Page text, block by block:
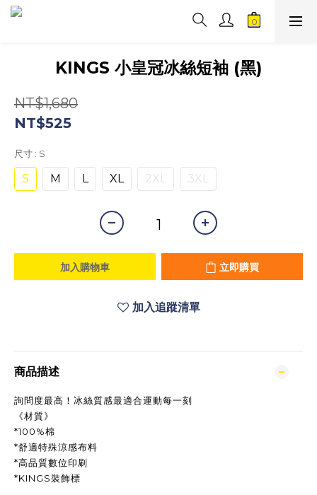
KINGS 小皇冠冰絲短袖 (黑)
NT$1,680
NT$525
尺寸 : S
S M L XL 2XL 3XL
加入購物車 立即購買
加入追蹤清單
商品描述
詢問度最高！冰絲質感最適合運動每一刻
《材質》
*100%棉
*舒適特殊涼感布料
*高品質數位印刷
*KINGS裝飾標